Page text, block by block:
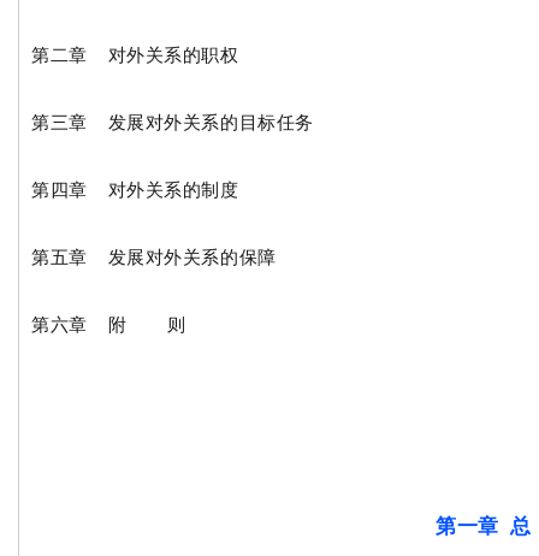
第二章 对外关系的职权
第三章 发展对外关系的目标任务
第四章 对外关系的制度
第五章 发展对外关系的保障
第六章 附 则
第一章